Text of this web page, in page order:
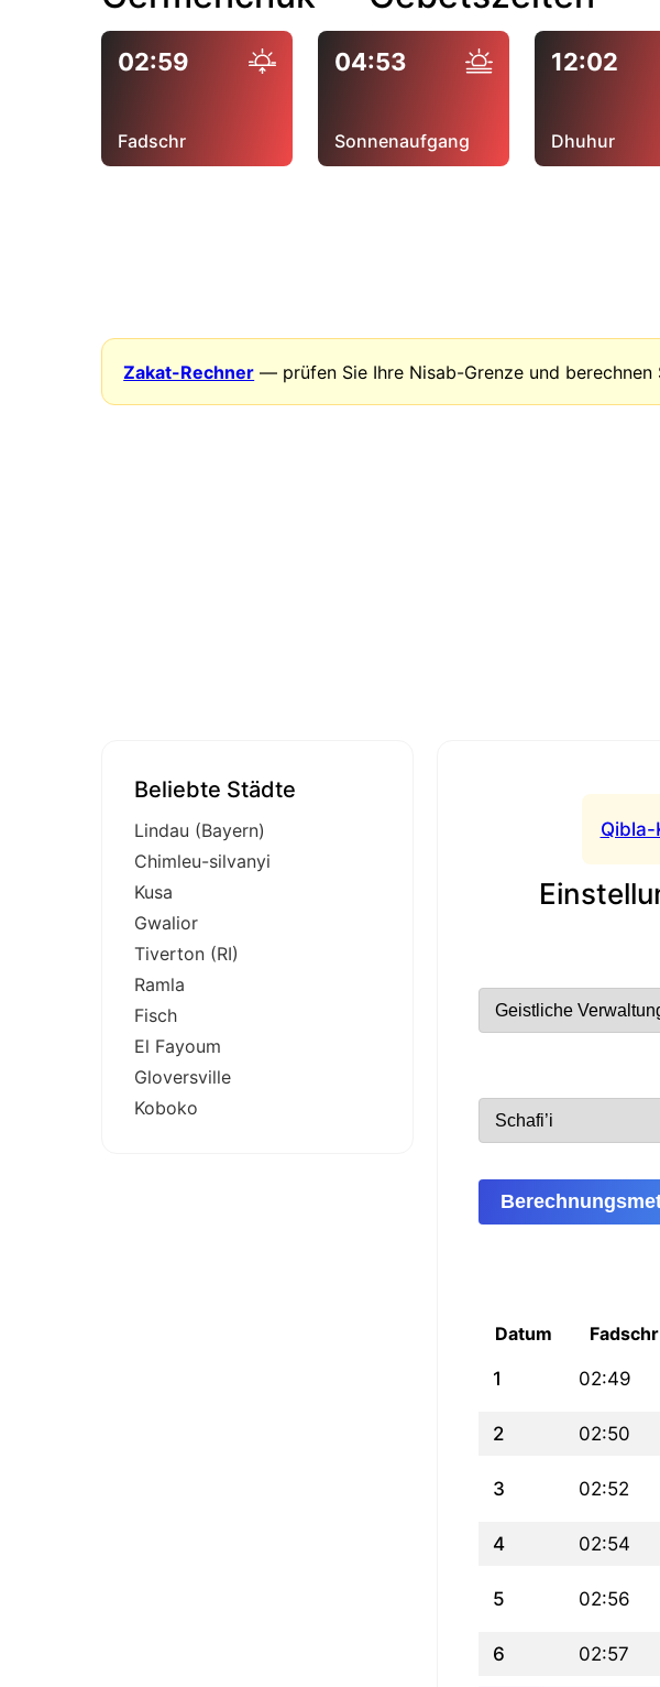
02:59
Fadschr
04:53
Sonnenaufgang
12:02
Dhuhur
Zakat-Rechner — prüfen Sie Ihre Nisab-Grenze und
Qibla-
Datum Fadschr
1 02:49
2 02:50
3 02:52
4 02:54
5 02:56
6 02:57
Beliebte Städte
Lindau (Bayern)
Chimleu-silvanyi
Kusa
Gwalior
Tiverton (RI)
Ramla
Fisch
El Fayoum
Gloversville
Koboko